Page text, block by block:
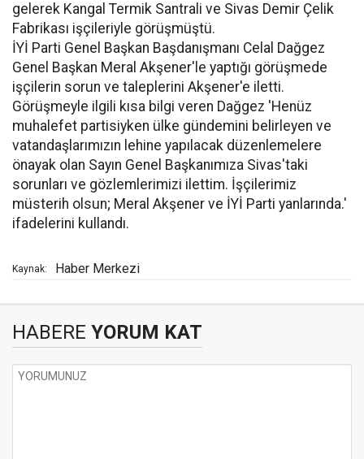
gelerek Kangal Termik Santrali ve Sivas Demir Çelik
Fabrikası işçileriyle görüşmüştü.
İYİ Parti Genel Başkan Başdanışmanı Celal Dağgez
Genel Başkan Meral Akşener'le yaptığı görüşmede
işçilerin sorun ve taleplerini Akşener'e iletti.
Görüşmeyle ilgili kısa bilgi veren Dağgez 'Henüz
muhalefet partisiyken ülke gündemini belirleyen ve
vatandaşlarımızın lehine yapılacak düzenlemelere
önayak olan Sayın Genel Başkanımıza Sivas'taki
sorunları ve gözlemlerimizi ilettim. İşçilerimiz
müsterih olsun; Meral Akşener ve İYİ Parti yanlarında.'
ifadelerini kullandı.
Kaynak: Haber Merkezi
HABERE YORUM KAT